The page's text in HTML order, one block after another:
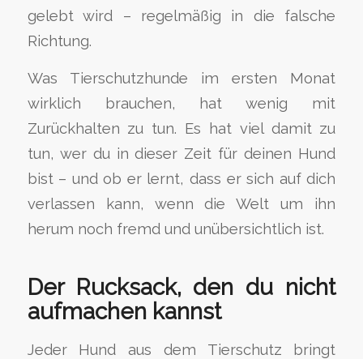
gelebt wird – regelmäßig in die falsche
Richtung.
Was Tierschutzhunde im ersten Monat
wirklich brauchen, hat wenig mit
Zurückhalten zu tun. Es hat viel damit zu
tun, wer du in dieser Zeit für deinen Hund
bist – und ob er lernt, dass er sich auf dich
verlassen kann, wenn die Welt um ihn
herum noch fremd und unübersichtlich ist.
Der Rucksack, den du nicht
aufmachen kannst
Jeder Hund aus dem Tierschutz bringt